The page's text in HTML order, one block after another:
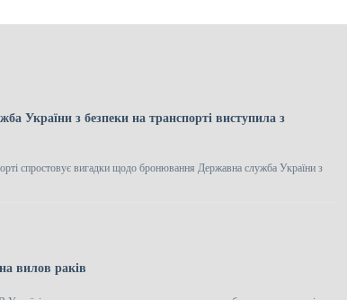
України з безпеки на транспорті виступила з
спростовує вигадки щодо бронювання Державна служба України з
вилов раків